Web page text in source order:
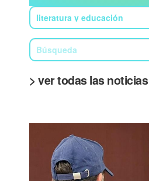
> ver todas las noticias